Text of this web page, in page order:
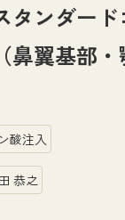
タンダー
鼻翼基
酸注入
恭之